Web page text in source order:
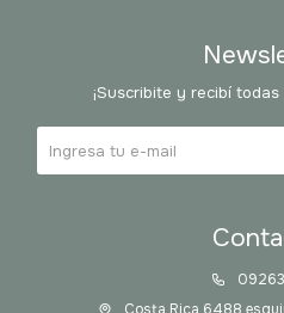
¡Suscribite y recibí